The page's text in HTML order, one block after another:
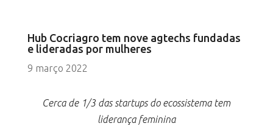
Hub Cocriagro tem nove agtechs fundadas
e lideradas por mulheres
9 março 2022
Cerca de 1/3 das startups do ecossistema tem
liderança feminina